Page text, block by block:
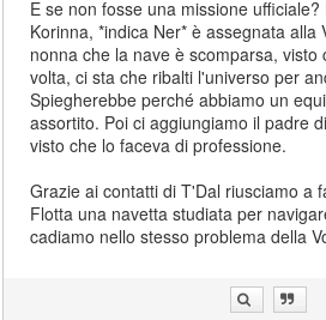
E se non fosse una missione
Korinna, *indica Ner* è assegnata alla
nonna che la nave è scomparsa, visto
volta, ci sta che ribalti l'universo per
Spiegherebbe perché abbiamo un
assortito. Poi ci aggiungiamo il padre
visto che lo faceva di professione.
Grazie ai contatti di T'Dal riusciamo a
Flotta una navetta studiata per
cadiamo nello stesso problema della